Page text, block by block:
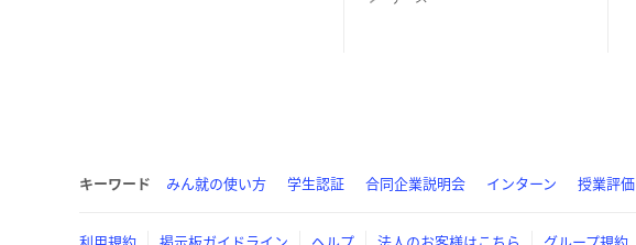
キーワード みん就の使い方 学生認証 合同企業説明会 インターン 授業評価